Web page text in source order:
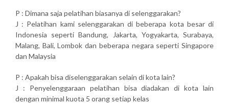
P : Dimana saja pelatihan biasanya di selenggarakan?
J : Pelatihan kami selenggarakan di beberapa kota besar di
Indonesia seperti Bandung, Jakarta, Yogyakarta, Surabaya,
Malang, Bali, Lombok dan beberapa negara seperti Singapore
dan Malaysia
P : Apakah bisa diselenggarakan selain di kota lain?
J : Penyelenggaraan pelatihan bisa diadakan di kota lain
dengan minimal kuota 5 orang setiap kelas